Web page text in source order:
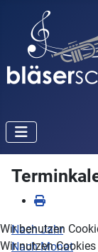
Nach Jahr
Nach Monat
Wir benutzen
Wir nutzen